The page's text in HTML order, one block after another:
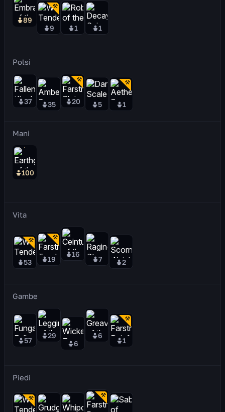
89
9
1 1
Polsi
37 35 20 5 1
Mani
100
Vita
53 19
16
7 2
Gambe
57
29
6
6
1
Piedi